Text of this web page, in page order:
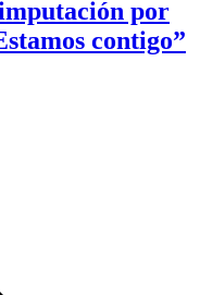
por
contigo”